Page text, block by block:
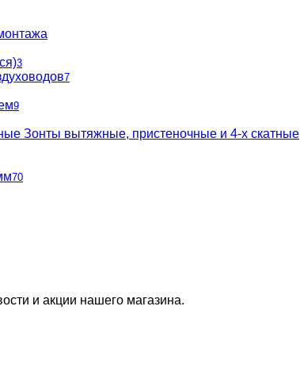
3
7
9
Зонты вытяжные, пристеночные и 4-х скатные
70
и акции нашего магазина.